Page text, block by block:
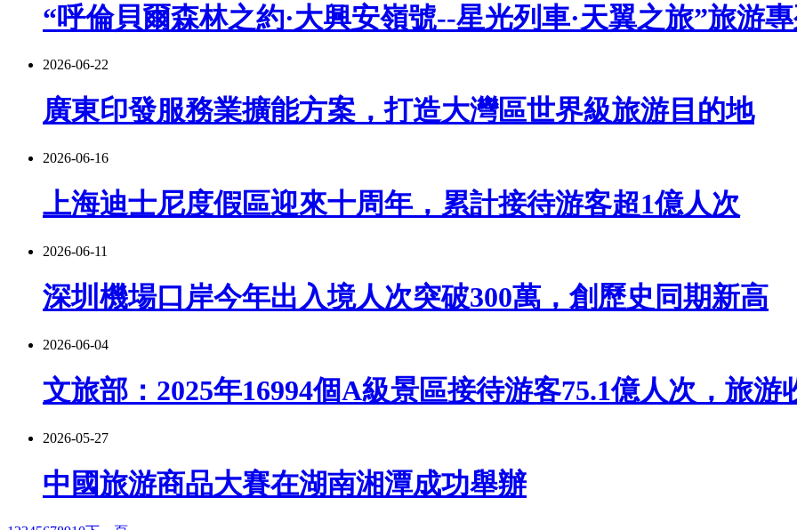
“呼倫貝爾森林之約·大興安嶺號--星光列車·天翼之旅”旅游
2026-06-22
廣東印發服務業擴能方案，打造大灣區世界級旅游目的地
2026-06-16
上海迪士尼度假區迎來十周年，累計接待游客超1億人次
2026-06-11
深圳機場口岸今年出入境人次突破300萬，創歷史同期新高
2026-06-04
文旅部：2025年16994個A級景區接待游客75.1億人次，旅游
2026-05-27
中國旅游商品大賽在湖南湘潭成功舉辦